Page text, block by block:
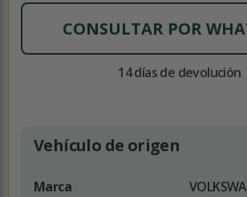
CONSULTAR POR
14 días de devolución
Vehículo de origen
Marca